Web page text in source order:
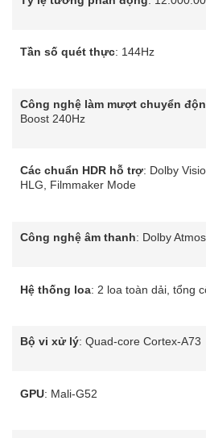
Tần số quét thực: 144Hz
Công nghệ làm mượt chuyển
Boost 240Hz
Các chuẩn HDR hỗ trợ: Dolby
HLG, Filmmaker Mode
Công nghệ âm thanh: Dolby
Hệ thống loa: 2 loa toàn dải, tổng
Bộ vi xử lý: Quad-core Cortex-A73
GPU: Mali-G52